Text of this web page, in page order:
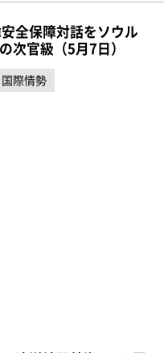
全保障対話をソウル
官級（5月7日）
国際情勢